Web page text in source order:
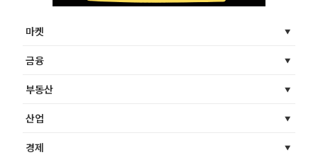
마켓
금융
부동산
산업
경제